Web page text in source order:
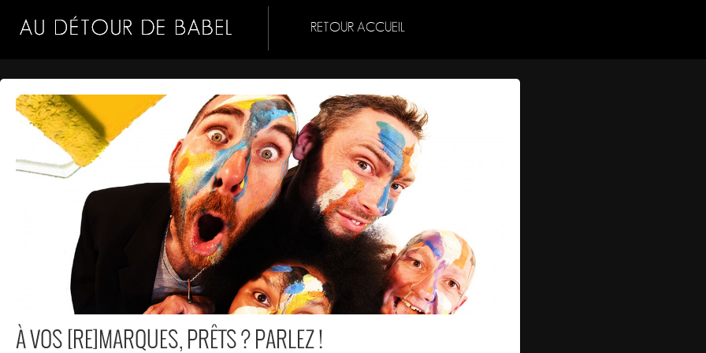
RETOUR ACCUEIL
À VOS [RE]MARQUES, PRÊTS ? PARLEZ !